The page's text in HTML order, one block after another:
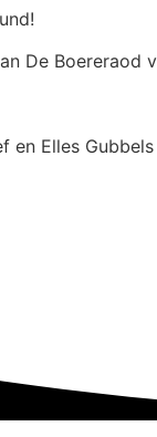
De Boereraod
en Elles Gubbels